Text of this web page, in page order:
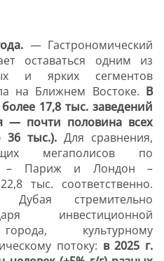
— Гастрономический
оставаться одним из
и ярких сегментов
на Ближнем Востоке. В
17,8 тыс. заведений
— почти половина всех
36 тыс.). Для сравнения,
мегаполисов по
– Париж и Лондон –
тыс. соответственно.
Дубая стремительно
инвестиционной
культурному
потоку: в 2025 г.